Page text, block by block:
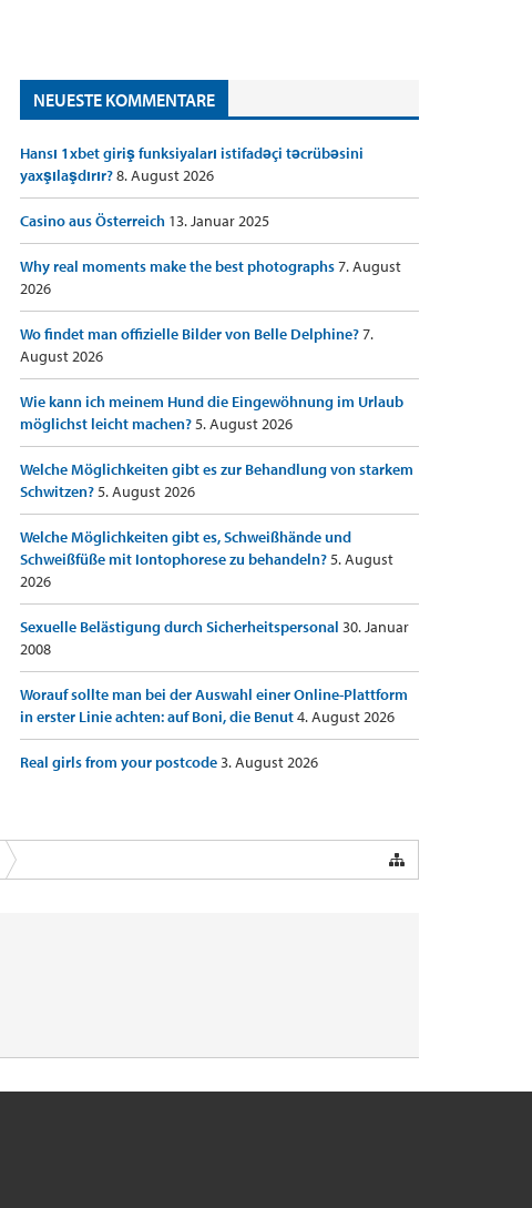
NEUESTE KOMMENTARE
Hansı 1xbet giriş funksiyaları istifadəçi təcrübəsini
yaxşılaşdırır?8. August 2026
Casino aus Österreich 13. Januar 2025
Why real moments make the best photographs7. August
2026
Wo findet man offizielle Bilder von Belle Delphine?7.
August 2026
Wie kann ich meinem Hund die Eingewöhnung im Urlaub
möglichst leicht machen?5. August 2026
Welche Möglichkeiten gibt es zur Behandlung von starkem
Schwitzen?5. August 2026
Welche Möglichkeiten gibt es, Schweißhände und
Schweißfüße mit Iontophorese zu behandeln?5. August
2026
Sexuelle Belästigung durch Sicherheitspersonal 30. Januar
2008
Worauf sollte man bei der Auswahl einer Online-Plattform
in erster Linie achten: auf Boni, die Benut4. August 2026
Real girls from your postcode3. August 2026